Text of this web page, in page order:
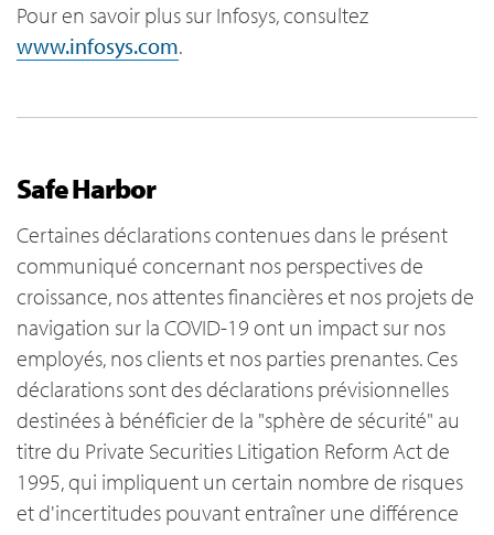
Pour en savoir plus sur Infosys, consultez
www.infosys.com.
Safe Harbor
Certaines déclarations contenues dans le présent
communiqué concernant nos perspectives de
croissance, nos attentes financières et nos projets de
navigation sur la COVID-19 ont un impact sur nos
employés, nos clients et nos parties prenantes. Ces
déclarations sont des déclarations prévisionnelles
destinées à bénéficier de la "sphère de sécurité" au
titre du Private Securities Litigation Reform Act de
1995, qui impliquent un certain nombre de risques
et d'incertitudes pouvant entraîner une différence